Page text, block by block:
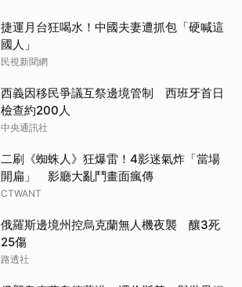
捷運月台狂喝水！中國夫妻遭抓包「硬喊這
國人」
民視新聞網
西義因移民爭議互祭邊境管制 西班牙首日
檢查約200人
中央通訊社
二刷《蜘蛛人》狂爆雷！4影迷氣炸「當場
開扁」 影廳大亂鬥畫面瘋傳
CTWANT
俄羅斯邊境州控烏克蘭無人機夜襲 釀3死
25傷
路透社